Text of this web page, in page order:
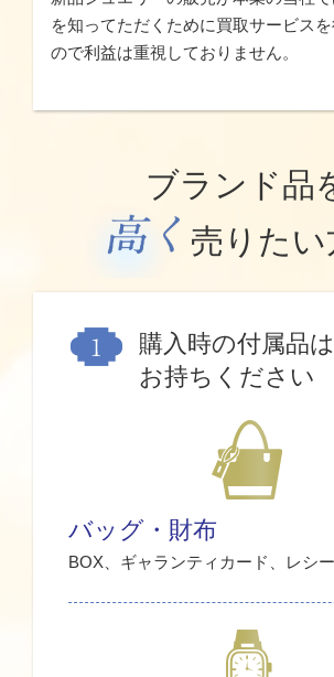
を知ってただくために買取サービス
ので利益は重視しておりません。
ブランド品
売りたい
購入時の付属品
お持ちください
バッグ・財布
BOX、ギャランティカード、レシ